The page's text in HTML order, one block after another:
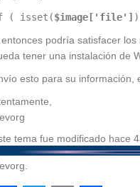
( isset($image['file']
podría satisfacer los
tener una instalación de
esto para su información,
tema fue modificado hace
.